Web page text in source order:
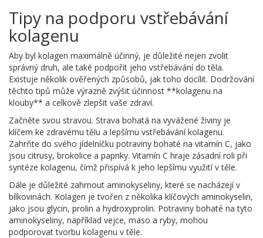
Tipy na podporu vstřebávání
kolagenu
Aby byl kolagen maximálně účinný, je důležité nejen zvolit
správný druh, ale také podpořit jeho vstřebávání do těla.
Existuje několik ověřených způsobů, jak toho docílit. Dodržování
těchto tipů může výrazně zvýšit účinnost **kolagenu na
klouby** a celkově zlepšit vaše zdraví.
Začněte svou stravou. Strava bohatá na vyvážené živiny je
klíčem ke zdravému tělu a lepšímu vstřebávání kolagenu.
Zahrňte do svého jídelníčku potraviny bohaté na vitamín C, jako
jsou citrusy, brokolice a papriky. Vitamín C hraje zásadní roli při
syntéze kolagenu, čímž přispívá k jeho lepšímu využití v těle.
Dále je důležité zahrnout aminokyseliny, které se nacházejí v
bílkovinách. Kolagen je tvořen z několika klíčových aminokyselin,
jako jsou glycin, prolin a hydroxyprolin. Potraviny bohaté na tyto
aminokyseliny, například vejce, maso a ryby, mohou
podporovat tvorbu kolagenu v těle.